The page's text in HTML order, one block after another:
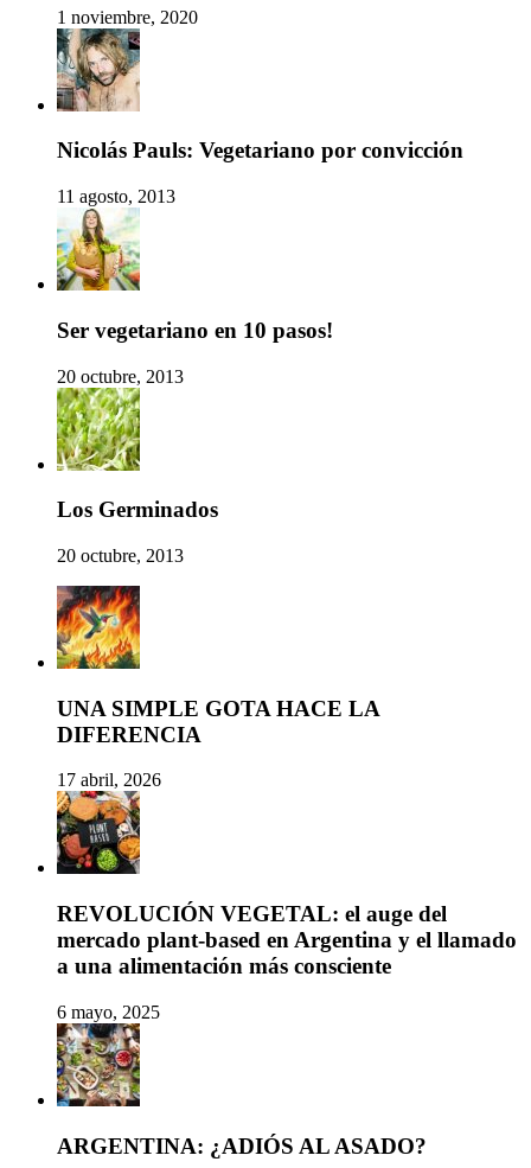
1 noviembre, 2020
Nicolás Pauls: Vegetariano por convicción
11 agosto, 2013
Ser vegetariano en 10 pasos!
20 octubre, 2013
Los Germinados
20 octubre, 2013
UNA SIMPLE GOTA HACE LA
DIFERENCIA
17 abril, 2026
REVOLUCIÓN VEGETAL: el auge del
mercado plant-based en Argentina y el llamado
a una alimentación más consciente
6 mayo, 2025
ARGENTINA: ¿ADIÓS AL ASADO?